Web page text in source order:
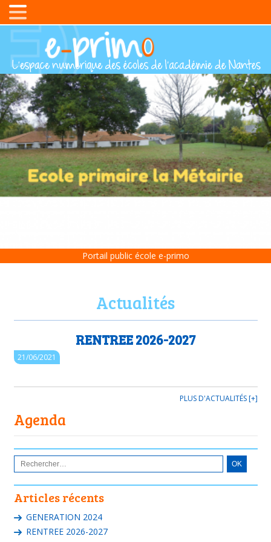
Portail public école e-primo
Actualités
RENTREE 2026-2027
21/06/2021
PLUS D'ACTUALITÉS [+]
Agenda
Articles récents
GENERATION 2024
RENTREE 2026-2027